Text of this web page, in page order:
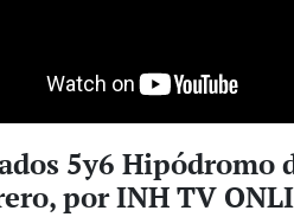
5y6 Hipódromo
por INH TV